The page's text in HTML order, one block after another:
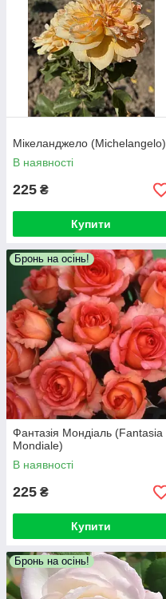
Мікеланджело (Michelangelo)
В наявності
225 ₴
Купити
Бронь на осінь!
Фантазія Мондіаль (Fantasia
Mondiale)
В наявності
225 ₴
Купити
Бронь на осінь!